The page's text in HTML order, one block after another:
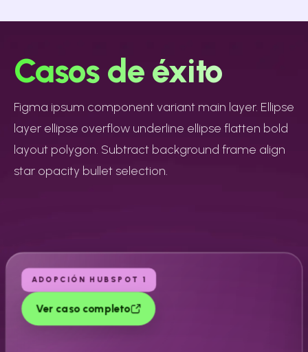
Casos de éxito
Figma ipsum component variant main layer. Ellipse
layer ellipse overflow underline ellipse flatten bold
layout polygon. Subtract background frame align
star opacity bullet selection.
ADOPCIÓN HUBSPOT 1
Ver caso completo